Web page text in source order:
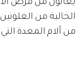
يعانون من مرض
الخالية من
من آلام المعدة التي